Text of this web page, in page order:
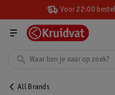
Voor 22:00
All Brands